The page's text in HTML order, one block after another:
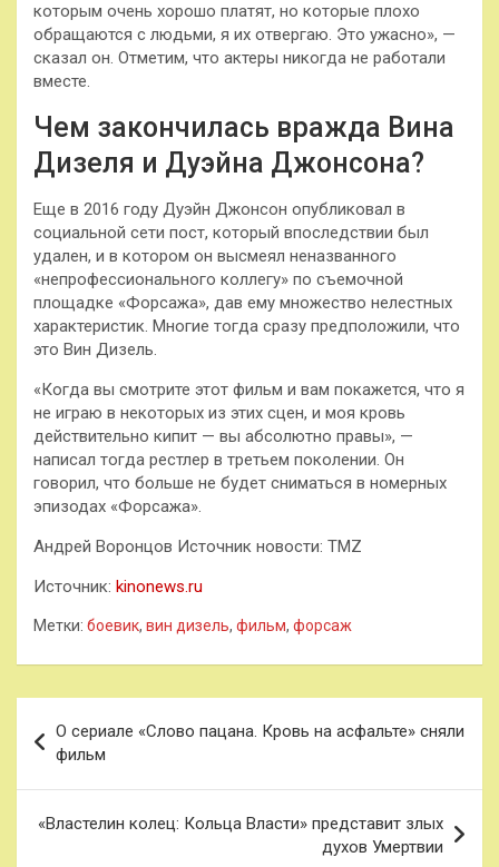
которым очень хорошо платят, но которые плохо
обращаются с людьми, я их отвергаю. Это ужасно», —
сказал он. Отметим, что актеры никогда не работали
вместе.
Чем закончилась вражда Вина
Дизеля и Дуэйна Джонсона?
Еще в 2016 году Дуэйн Джонсон опубликовал в
социальной сети пост, который впоследствии был
удален, и в котором он высмеял неназванного
«непрофессионального коллегу» по съемочной
площадке «Форсажа», дав ему множество нелестных
характеристик. Многие тогда сразу предположили, что
это Вин Дизель.
«Когда вы смотрите этот фильм и вам покажется, что я
не играю в некоторых из этих сцен, и моя кровь
действительно кипит — вы абсолютно правы», —
написал тогда рестлер в третьем поколении. Он
говорил, что больше не будет сниматься в номерных
эпизодах «Форсажа».
Андрей Воронцов Источник новости: TMZ
Источник: kinonews.ru
Метки: боевик, вин дизель, фильм, форсаж
по
записям
О сериале «Слово пацана. Кровь на асфальте» сняли
фильм
«Властелин колец: Кольца Власти» представит злых
духов Умертвии